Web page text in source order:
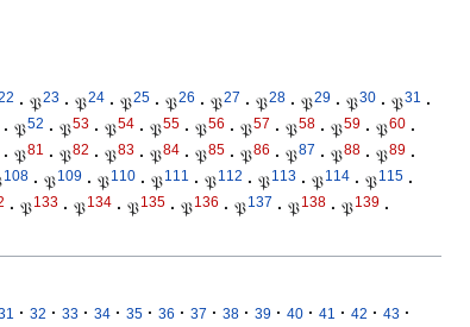
· 𝔓23 · 𝔓24 · 𝔓25 · 𝔓26 · 𝔓27 · 𝔓28 · 𝔓29 · 𝔓30 · 𝔓31
·
· 𝔓52 · 𝔓53 · 𝔓54 · 𝔓55 · 𝔓56 · 𝔓57 · 𝔓58 · 𝔓59 · 𝔓60 ·
· 𝔓81 · 𝔓82 · 𝔓83 · 𝔓84 · 𝔓85 · 𝔓86 · 𝔓87 · 𝔓88 · 𝔓89 ·
108 · 𝔓109 · 𝔓110 · 𝔓111 · 𝔓112 · 𝔓113 · 𝔓114 · 𝔓115 ·
· 𝔓133 · 𝔓134 · 𝔓135 · 𝔓136 · 𝔓137 · 𝔓138 · 𝔓139 ·
· 32 · 33 · 34 · 35 · 36 · 37 · 38 · 39 · 40 · 41 · 42 · 43 ·